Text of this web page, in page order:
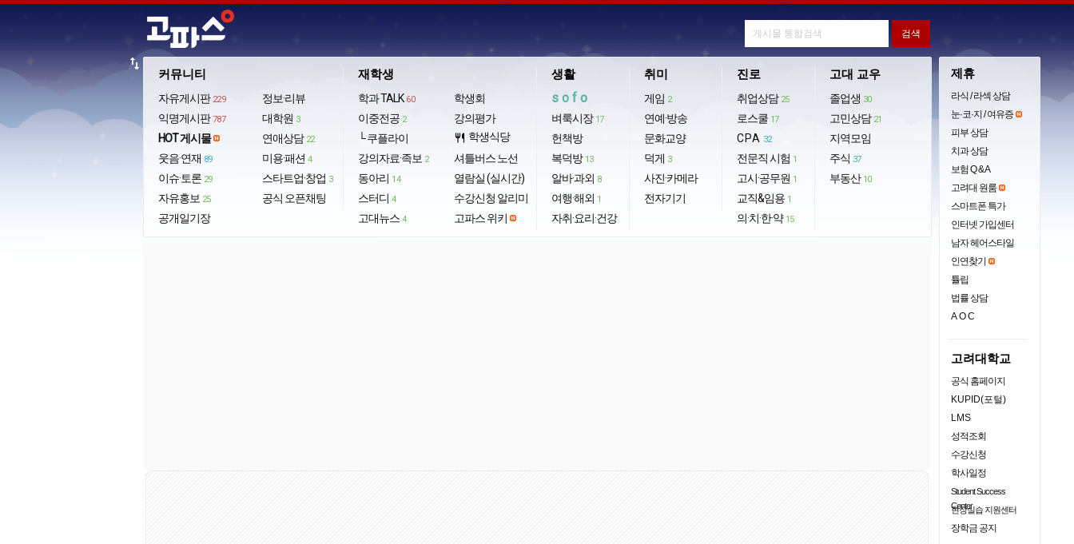
커뮤니티
자유게시판 229
익명게시판 787
HOT 게시물
웃음·연재 89
이슈·토론 29
자유홍보 25
공개일기장
정보·리뷰
대학원 3
연애상담 22
미용·패션 4
스타트업·창업 3
공식 오픈채팅
재학생
학과 TALK 60
이중전공 2
└ 쿠플라이
강의자료·족보 2
동아리 14
스터디 4
고대뉴스 4
학생회
강의평가
restaurant 학생식당
셔틀버스 노선
열람실 (실시간)
수강신청 알리미
고파스 위키
생활
sofo
벼룩시장 17
헌책방
복덕방 13
알바·과외 8
여행·해외 1
자취·요리·건강
취미
게임 2
연예·방송
문화교양
덕게 3
사진·카메라
전자기기
진로
취업상담 25
로스쿨 17
CPA 32
전문직 시험 1
고시·공무원 1
교직&임용 1
의·치·한·약 15
고대 교우
졸업생 30
고민상담 21
지역모임
주식 37
부동산 10
import_export
제휴
라식 / 라섹 상담
눈·코·지 / 여유증
피부 상담
치과 상담
보험 Q & A
고려대 원룸
스마트폰 특가
인터넷 가입센터
남자 헤어스타일
인연찾기
튤립
법률 상담
AOC
고려대학교
공식 홈페이지
KUPID(포털)
LMS
성적조회
수강신청
학사일정
Student Success
Center
현장실습 지원센터
장학금 공지